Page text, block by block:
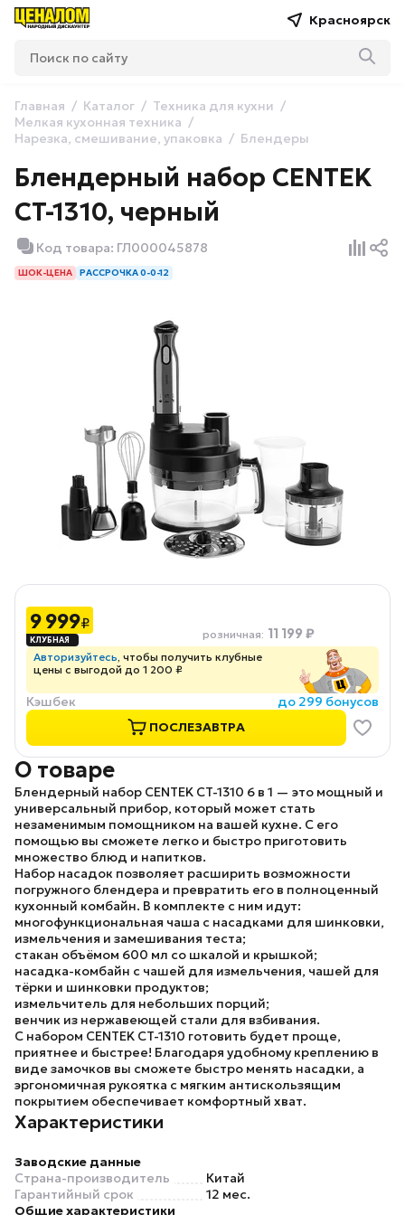
Красноярск
Главная Каталог
Техника для кухни
Мелкая кухонная техника
Нарезка, смешивание, упаковка
Блендеры
Блендерный набор CENTEK
CT-1310, черный
Код товара: ГЛ000045878
ШОК-ЦЕНА РАССРОЧКА 0-0-12
9 999₽
розничная: 11 199 ₽
Авторизуйтесь, чтобы получить клубные
цены с выгодой до 1 200 ₽
Кэшбек
до 299 бонусов
ПОСЛЕЗАВТРА
О товаре
Блендерный набор CENTEK CT-1310 6 в 1 — это мощный и
универсальный прибор, который может стать
незаменимым помощником на вашей кухне. С его
помощью вы сможете легко и быстро приготовить
множество блюд и напитков.
Набор насадок позволяет расширить возможности
погружного блендера и превратить его в полноценный
кухонный комбайн. В комплекте с ним идут:
многофункциональная чаша с насадками для шинковки,
измельчения и замешивания теста;
стакан объёмом 600 мл со шкалой и крышкой;
насадка-комбайн с чашей для измельчения, чашей для
тёрки и шинковки продуктов;
измельчитель для небольших порций;
венчик из нержавеющей стали для взбивания.
С набором CENTEK CT-1310 готовить будет проще,
приятнее и быстрее! Благодаря удобному креплению в
виде замочков вы сможете быстро менять насадки, а
эргономичная рукоятка с мягким антискользящим
покрытием обеспечивает комфортный хват.
Характеристики
Заводские данные
Страна-производитель
Китай
Гарантийный срок
12 мес.
Общие характеристики